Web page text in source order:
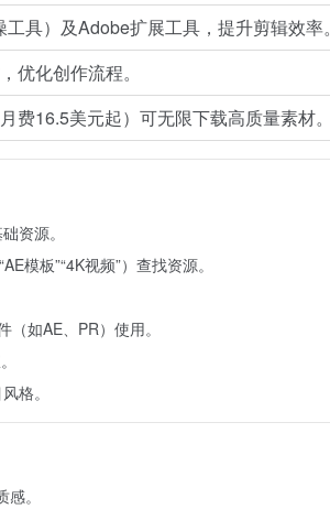
具）及Adobe扩展工具，提升剪辑效率。
优化创作流程。
费16.5美元起）可无限下载高质量素材。
资源。
模板”“4K视频”）查找资源。
如AE、PR）使用。
格。
。